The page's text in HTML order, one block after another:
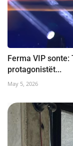
Ferma VIP
protagonistët...
May 5, 2026